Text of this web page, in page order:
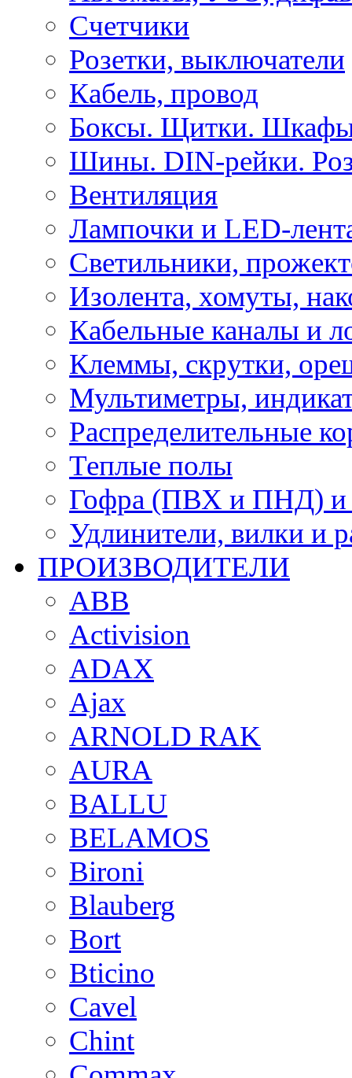
Счетчики
Розетки, выключатели
Кабель, провод
Боксы. Щитки.
Шины. DIN-рейки.
Вентиляция
Лампочки и LED-
Светильники,
Изолента, хомуты,
Кабельные каналы и
Клеммы, скрутки,
Мультиметры,
Распределительные
Теплые полы
Гофра (ПВХ и ПНД) и
Удлинители, вилки и
ПРОИЗВОДИТЕЛИ
ABB
Activision
ADAX
Ajax
ARNOLD RAK
AURA
BALLU
BELAMOS
Bironi
Blauberg
Bort
Bticino
Cavel
Chint